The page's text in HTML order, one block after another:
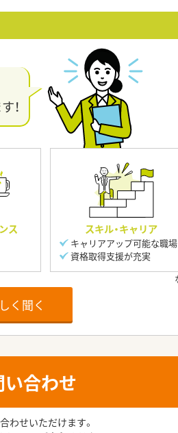
！
ス スキル・キャリア
キャリアアップ可能な職場
資格取得支援が充実
く聞く
合わせ
わせいただけます。